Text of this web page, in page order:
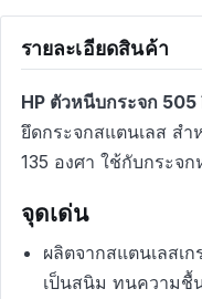
รายละเอียดสินค้า
HP ตัวหนีบกระจก 505
ยึดกระจกสแตนเลส ส
135 องศา ใช้กับกระจ
จุดเด่น
ผลิตจากสแตนเลสเ
เป็นสนิม ทนความชื้